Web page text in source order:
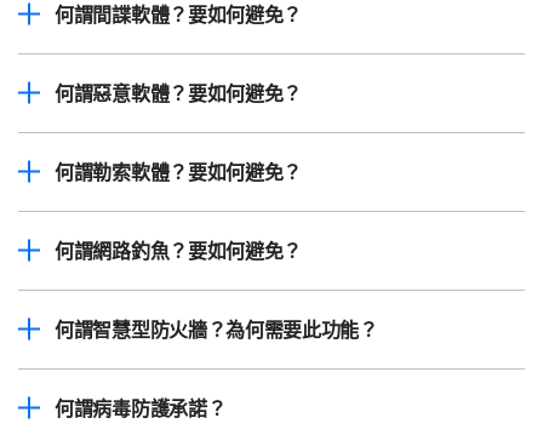
何謂間諜軟體？要如何避免？
何謂惡意軟體？要如何避免？
何謂勒索軟體？要如何避免？
何謂網路釣魚？要如何避免？
何謂智慧型防火牆？為何需要此功能？
何謂病毒防護承諾？